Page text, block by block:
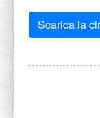
Scarica la